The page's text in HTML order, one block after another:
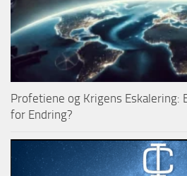
Profetiene og Krigens Eskalering:
for Endring?